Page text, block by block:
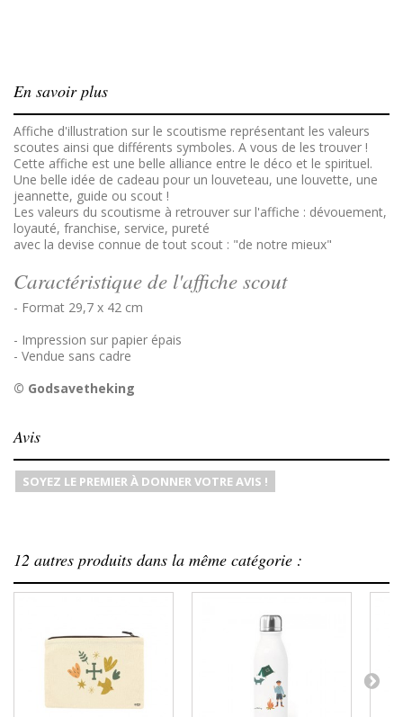
En savoir plus
Affiche d'illustration sur le scoutisme représentant les valeurs
scoutes ainsi que différents symboles. A vous de les trouver !
Cette affiche est une belle alliance entre le déco et le spirituel.
Une belle idée de cadeau pour un louveteau, une louvette, une
jeannette, guide ou scout !
Les valeurs du scoutisme à retrouver sur l'affiche : dévouement,
loyauté, franchise, service, pureté
avec la devise connue de tout scout : "de notre mieux"
Caractéristique de l'affiche scout
- Format 29,7 x 42 cm
- Impression sur papier épais
- Vendue sans cadre
© Godsavetheking
Avis
SOYEZ LE PREMIER À DONNER VOTRE AVIS !
12 autres produits dans la même catégorie :